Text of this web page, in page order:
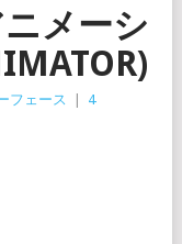
メーシ
フェース
4